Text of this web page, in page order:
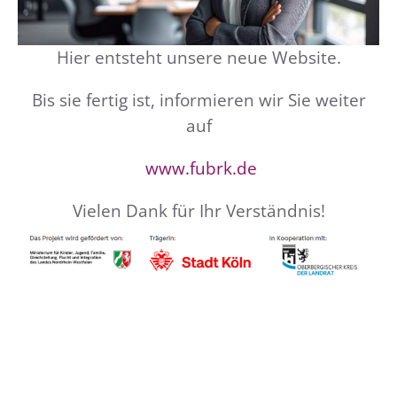
Hier entsteht unsere neue Website.
Bis sie fertig ist, informieren wir Sie weiter
auf
www.fubrk.de
Vielen Dank für Ihr Verständnis!